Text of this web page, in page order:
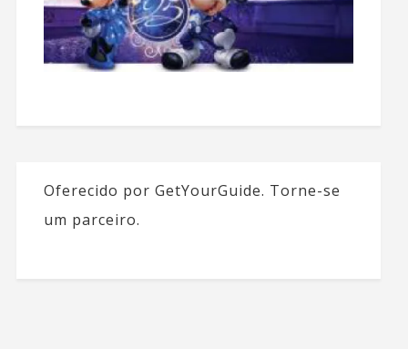
Oferecido por GetYourGuide. Torne-se
um parceiro.